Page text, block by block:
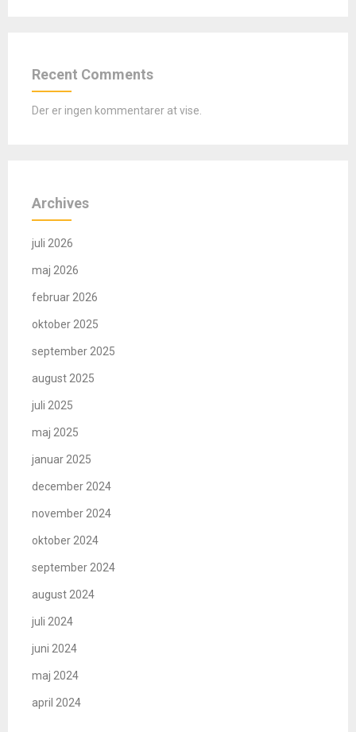
Recent Comments
Der er ingen kommentarer at vise.
Archives
juli 2026
maj 2026
februar 2026
oktober 2025
september 2025
august 2025
juli 2025
maj 2025
januar 2025
december 2024
november 2024
oktober 2024
september 2024
august 2024
juli 2024
juni 2024
maj 2024
april 2024